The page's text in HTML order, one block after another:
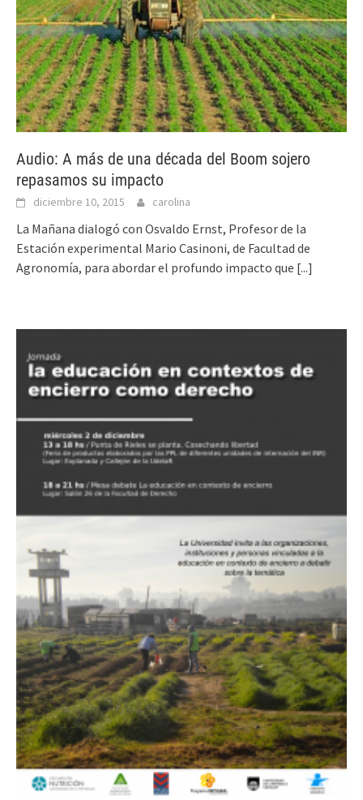
Audio: A más de una década del Boom sojero
repasamos su impacto
diciembre 10, 2015 carolina
La Mañana dialogó con Osvaldo Ernst, Profesor de la
Estación experimental Mario Casinoni, de Facultad de
Agronomía, para abordar el profundo impacto que [...]